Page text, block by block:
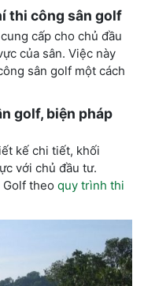
thi công sân golf
cấp cho chủ đầu
của sân. Việc này
sân golf một cách
golf, biện pháp
kế chi tiết, khối
với chủ đầu tư.
theo quy trình thi